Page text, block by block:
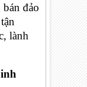
đảo
lành